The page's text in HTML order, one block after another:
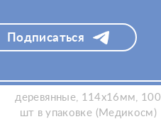
Шпатели Medicosm
деревянные, 114x16мм, 100
шт в упаковке (Медикосм)
Подписаться